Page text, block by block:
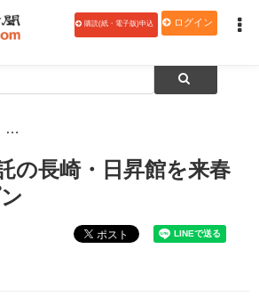
購読(紙・電子版)申込 ログイン
HMI、運営受託の長崎・日昇館を来春に改装オ
の長崎・日昇館を来春
ポスト